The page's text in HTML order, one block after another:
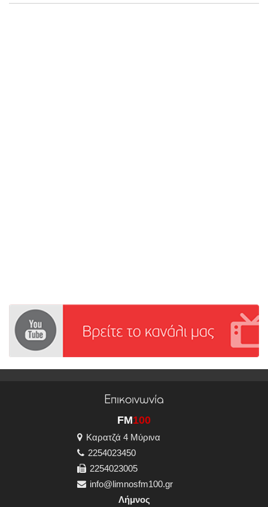
Επικοινωνία
FM100
Καρατζά 4 Μύρινα
2254023450
2254023005
info@limnosfm100.gr
Λήμνος